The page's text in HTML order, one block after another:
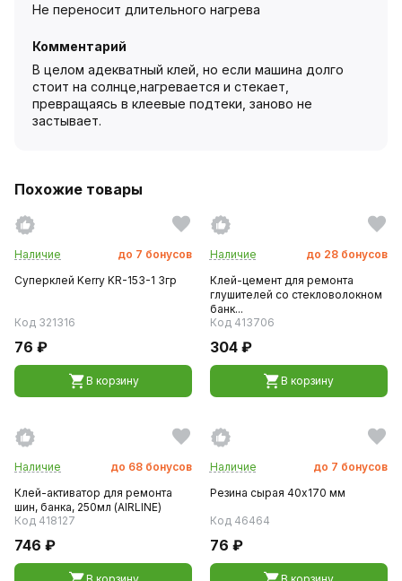
Не переносит длительного нагрева
Комментарий
В целом адекватный клей, но если машина долго
стоит на солнце,нагревается и стекает,
превращаясь в клеевые подтеки, заново не
застывает.
Похожие товары
Наличие до 7 бонусов
Суперклей Kerry KR-153-1 3гр
Код 321316
76 ₽
В корзину
Наличие до 28 бонусов
Клей-цемент для ремонта
глушителей со стекловолокном
банк...
Код 413706
304 ₽
В корзину
Наличие до 68 бонусов
Клей-активатор для ремонта
шин, банка, 250мл (AIRLINE)
Код 418127
746 ₽
Наличие до 7 бонусов
Резина сырая 40х170 мм
Код 46464
76 ₽